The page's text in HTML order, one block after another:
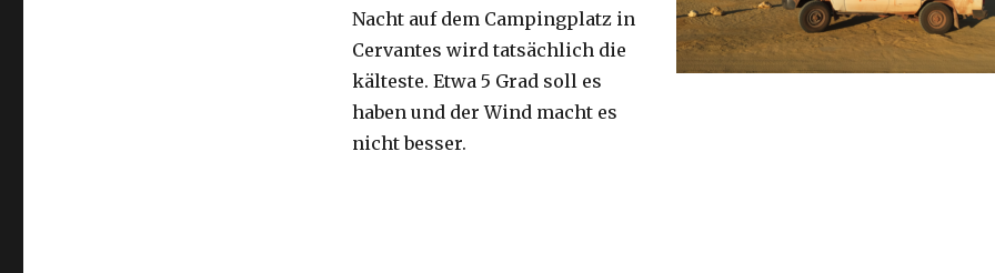
Nacht auf dem Campingplatz in
Cervantes wird tatsächlich die
kälteste. Etwa 5 Grad soll es
haben und der Wind macht es
nicht besser.